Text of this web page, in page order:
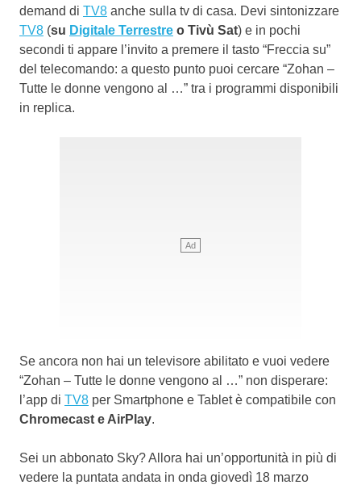
demand di TV8 anche sulla tv di casa. Devi sintonizzare
TV8 (su Digitale Terrestre o Tivù Sat) e in pochi
secondi ti appare l’invito a premere il tasto “Freccia su”
del telecomando: a questo punto puoi cercare “Zohan –
Tutte le donne vengono al …” tra i programmi disponibili
in replica.
Se ancora non hai un televisore abilitato e vuoi vedere
“Zohan – Tutte le donne vengono al …” non disperare:
l’app di TV8 per Smartphone e Tablet è compatibile con
Chromecast e AirPlay.
Sei un abbonato Sky? Allora hai un’opportunità in più di
vedere la puntata andata in onda giovedì 18 marzo